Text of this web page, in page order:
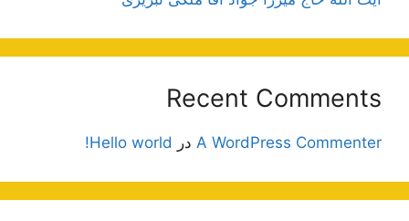
Recent Comments
A WordPress Commenter در Hello world!